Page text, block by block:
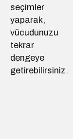
seçimler
yaparak,
vücudunuzu
tekrar
dengeye
getirebilirsiniz.